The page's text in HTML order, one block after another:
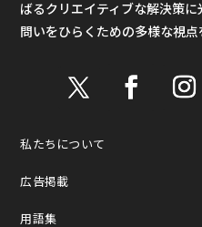
ばるクリエイティブな解決策
問いをひらくための多様な視点
私たちについて
広告掲載
用語集